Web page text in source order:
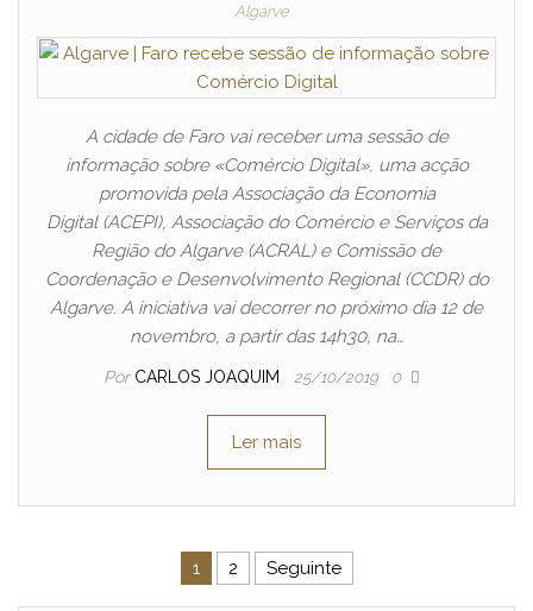
Algarve
A cidade de Faro vai receber uma sessão de
informação sobre «Comércio Digital», uma acção
promovida pela Associação da Economia
Digital (ACEPI), Associação do Comércio e Serviços da
Região do Algarve (ACRAL) e Comissão de
Coordenação e Desenvolvimento Regional (CCDR) do
Algarve. A iniciativa vai decorrer no próximo dia 12 de
novembro, a partir das 14h30, na…
Por CARLOS JOAQUIM 25/10/2019 0
Ler mais
Navegação de artigos
1 2 Seguinte